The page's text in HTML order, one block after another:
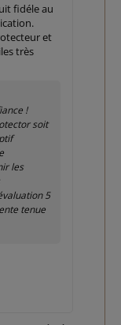
fidéle au
et
très
!
soit
les
5
tenue